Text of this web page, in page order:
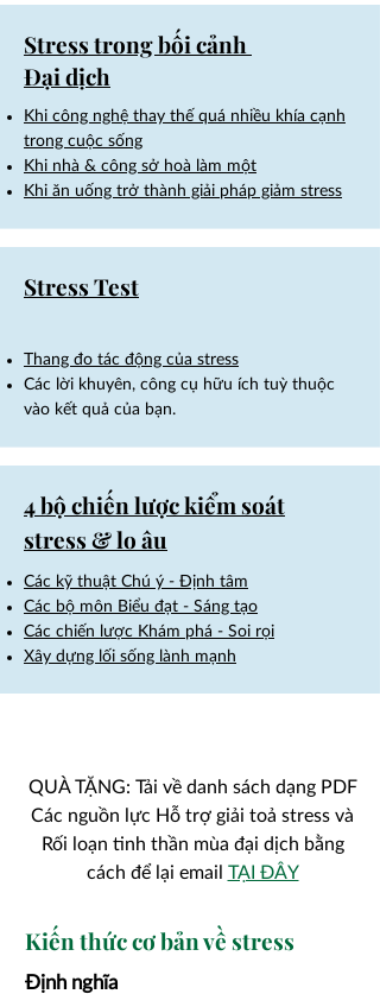
Stress trong bối cảnh
Đại dịch
Khi công nghệ thay thế quá nhiều khía cạnh
trong cuộc sống
Khi nhà & công sở hoà làm một
Khi ăn uống trở thành giải pháp giảm stress
Stress Test
Thang đo tác động của stress
​Các lời khuyên, công cụ hữu ích tuỳ thuộc
vào kết quả của bạn.
4 bộ chiến lược kiểm soát
stress & lo âu
Các kỹ thuật Chú ý - Định tâm
Các bộ môn Biểu đạt - Sáng tạo
Các chiến lược Khám phá - Soi rọi
Xây dựng lối sống lành mạnh
QUÀ TẶNG: Tải về danh sách dạng PDF
Các nguồn lực Hỗ trợ giải toả stress và
Rối loạn tinh thần mùa đại dịch bằng
cách để lại email TẠI ĐÂY
Kiến thức cơ bản về stress
Định nghĩa